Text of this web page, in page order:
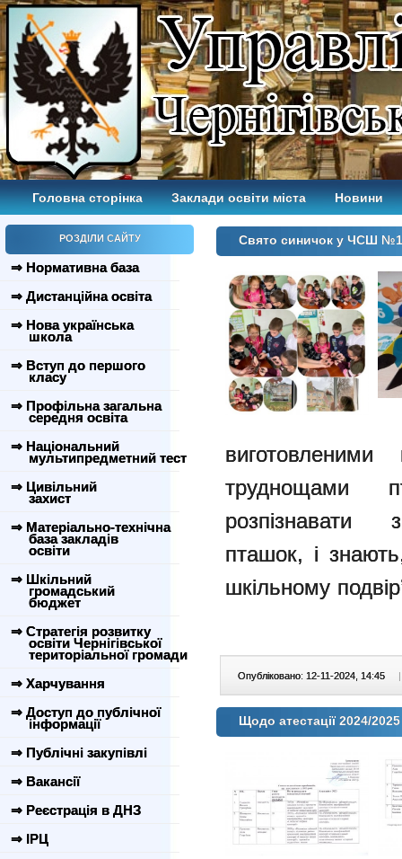
Головна сторінка Заклади освіти міста Новини
РОЗДІЛИ САЙТУ
⇒ Нормативна база
⇒ Дистанційна освіта
⇒ Нова українська
школа
⇒ Вступ до першого
класу
⇒ Профільна загальна
середня освіта
⇒ Національний
мультипредметний тест
⇒ Цивільний
захист
⇒ Матеріально-технічна
база закладів
освіти
⇒ Шкільний
громадський
бюджет
⇒ Стратегія розвитку
освіти Чернігівської
територіальної громади
⇒ Харчування
⇒ Доступ до публічної
інформації
⇒ Публічні закупівлі
⇒ Вакансії
⇒ Реєстрація в ДНЗ
⇒ ІРЦ
Свято синичок у ЧСШ №1
труднощами
розпізнавати
пташок, і
шкільному
Опубліковано: 12-11-2024, 14:45 |
Щодо атестації 2024/2025